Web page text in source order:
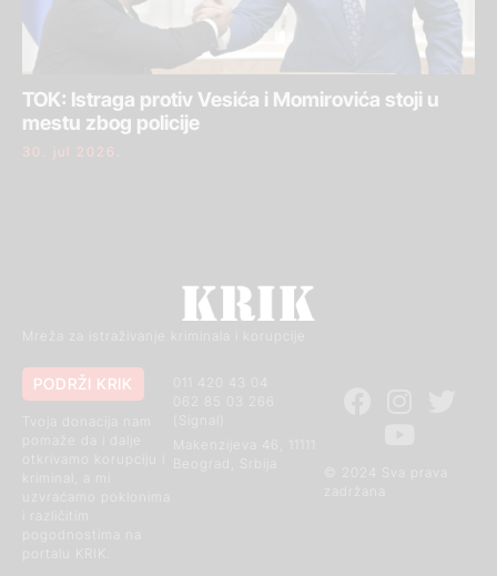
TOK: Istraga protiv Vesića i Momirovića stoji u
mestu zbog policije
30. jul 2026.
Mreža za istraživanje kriminala i korupcije
© 2024 Sva prava
011 420 43 04
Makenzijeva 46, 11111
PODRŽI KRIK
otkrivamo korupciju i
kriminal, a mi
uzvraćamo poklonima
i različitim
pogodnostima na
portalu KRIK.